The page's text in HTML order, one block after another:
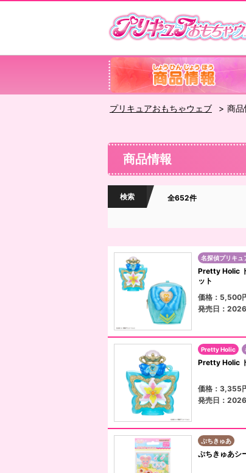
プリキュアおもちゃウェブ 商品
商品情報
検索 全652件
名探偵プリキュ
Pretty Holic
ット
価格：5,500
発売日：
Pretty Holic
Pretty Holic
価格：3,355
発売日：
ぷちきゅあ
ぷちきゅあシ